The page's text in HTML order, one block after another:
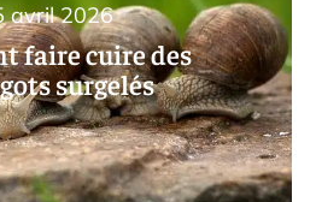
faire cuire des
surgelés
avril 2026